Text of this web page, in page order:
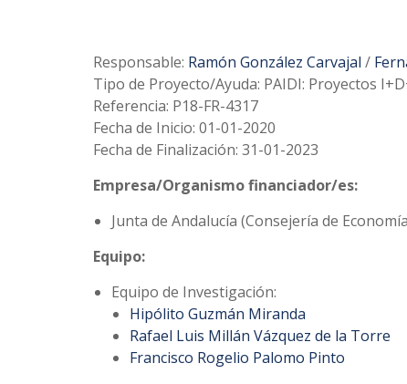
Responsable: Ramón González Carvajal /
Tipo de Proyecto/Ayuda: PAIDI: Proyectos
Referencia: P18-FR-4317
Fecha de Inicio: 01-01-2020
Fecha de Finalización: 31-01-2023
Empresa/Organismo financiador/es:
Junta de Andalucía (Consejería de
Equipo:
Equipo de Investigación:
Hipólito Guzmán Miranda
Rafael Luis Millán Vázquez de la Torre
Francisco Rogelio Palomo Pinto